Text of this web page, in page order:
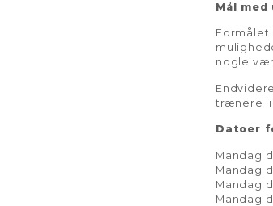
Mål med
Formålet
nogle
trænere
Datoer
Mandag
Mandag
Mandag
Mandag